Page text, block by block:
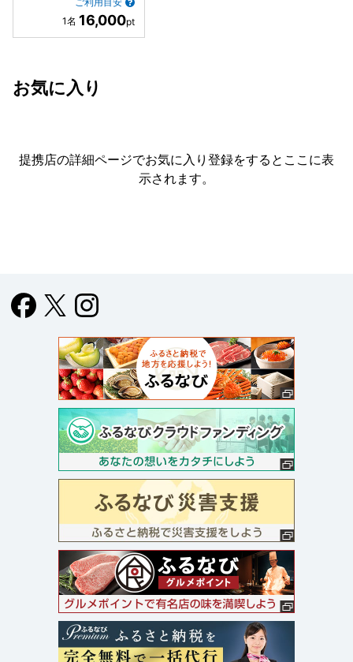
16,000
お気に入り
提携店の詳細ページでお気に入り登録をすると ここに表
示されます。